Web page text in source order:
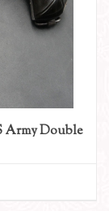
Army Double